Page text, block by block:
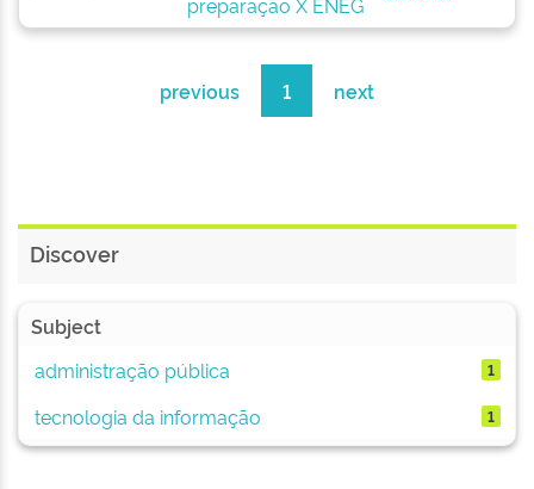
previous 1 next
Discover
Subject
administração pública
1
tecnologia da informação 1